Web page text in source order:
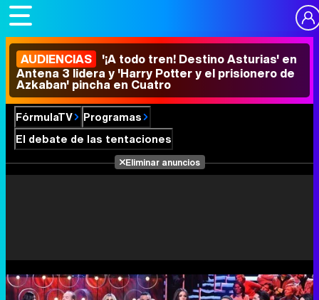
AUDIENCIAS '¡A todo tren! Destino Asturias' en
Antena 3 lidera y 'Harry Potter y el prisionero de
Azkaban' pincha en Cuatro
FórmulaTV
Programas
El debate de las tentaciones
Eliminar anuncios